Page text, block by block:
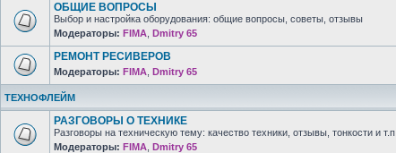
ОБЩИЕ ВОПРОСЫ
Выбор и настройка оборудования: общие вопросы, советы, отзывы
Модераторы: FIMA Dmitry 65
РЕМОНТ РЕСИВЕРОВ
Модераторы: FIMA Dmitry 65
ТЕХНОФЛЕЙМ
РАЗГОВОРЫ О ТЕХНИКЕ
Разговоры на техническую тему: качество техники, отзывы, тонкости и т.п.
Модераторы: FIMA Dmitry 65